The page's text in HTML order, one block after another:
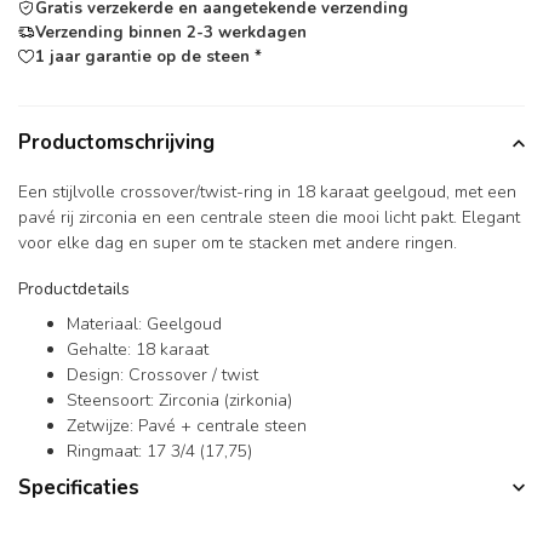
Gratis verzekerde en aangetekende verzending
Verzending binnen 2-3 werkdagen
1 jaar garantie op de steen *
Productomschrijving
Een stijlvolle crossover/twist-ring in 18 karaat geelgoud, met een
pavé rij zirconia en een centrale steen die mooi licht pakt. Elegant
voor elke dag en super om te stacken met andere ringen.
Productdetails
Materiaal: Geelgoud
Gehalte: 18 karaat
Design: Crossover / twist
Steensoort: Zirconia (zirkonia)
Zetwijze: Pavé + centrale steen
Ringmaat: 17 3/4 (17,75)
Specificaties